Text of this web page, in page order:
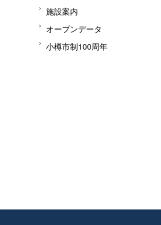
施設案内
オープンデータ
小樽市制100周年